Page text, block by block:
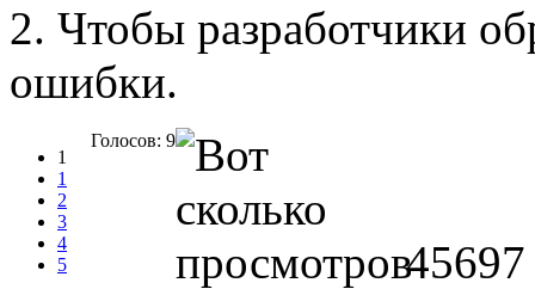
2. Чтобы разработчики
ошибки.
1
1
2
3
4
5
Голосов: 9
45697